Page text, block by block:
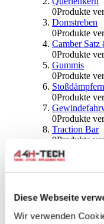
Diese Webseite
Wir verwenden
0Produkte
Domstreben
0Produkte
Camber Satz
0Produkte
Gummis
0Produkte
Stoßdämpfern
0Produkte
0Produkte
Traction Bar
0Produkte
Stabilisator &
0Produkte
Kugeln &
Radlagern &
0Produkte
Räder und